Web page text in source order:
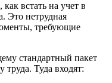
встать на учет в
Это нетрудная
требующие
стандартный пакет
Туда входят: